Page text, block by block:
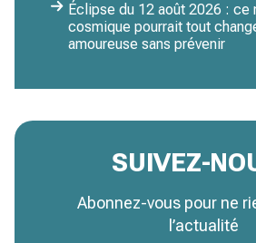
Éclipse du 12 août 2026 : ce
cosmique pourrait tout
amoureuse sans prévenir
SUIVEZ-
Abonnez-vous pour ne
l’actualité